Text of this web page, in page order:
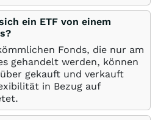
ein ETF von einem
Fonds, die nur am
gehandelt werden, können
über gekauft und verkauft
in Bezug auf